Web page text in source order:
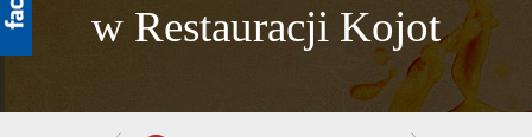
w Restauracji Kojot